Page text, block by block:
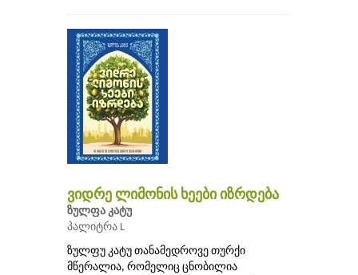
ვიდრე ლიმონის ხეები იზრდება
ზულფა კატუ
პალიტრა L
ზულფუ კატუ თანამედროვე თურქი
მწერალია, რომელიც ცნობილია